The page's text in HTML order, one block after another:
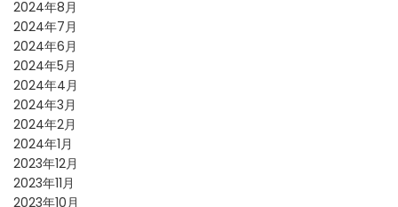
2024年8月
2024年7月
2024年6月
2024年5月
2024年4月
2024年3月
2024年2月
2024年1月
2023年12月
2023年11月
2023年10月